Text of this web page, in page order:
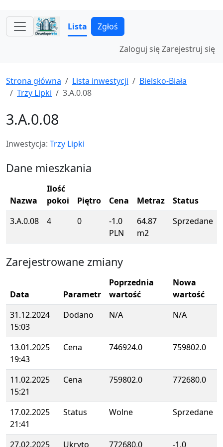
Lista Zgłoś
Zaloguj sięZarejestruj się
Strona główna Lista inwestycji
Bielsko-Biała
Trzy Lipki
3.A.0.08
3.A.0.08
Inwestycja: Trzy Lipki
Dane mieszkania
Nazwa
Ilość
pokoi
Piętro Cena Metraz
Status
3.A.0.08
4 0
-1.0
PLN
64.87
m2
Sprzedane
Zarejestrowane zmiany
Data Parametr
Poprzednia
wartość
Nowa
wartość
31.12.2024
15:03
Dodano N/A N/A
13.01.2025
19:43
Cena 746924.0 759802.0
11.02.2025
15:21
Cena 759802.0 772680.0
17.02.2025
21:41
Status Wolne Sprzedane
27.02.2025 Ukryto 772680.0 -1.0